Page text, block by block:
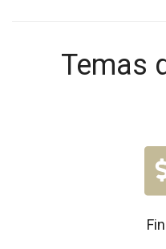
Temas